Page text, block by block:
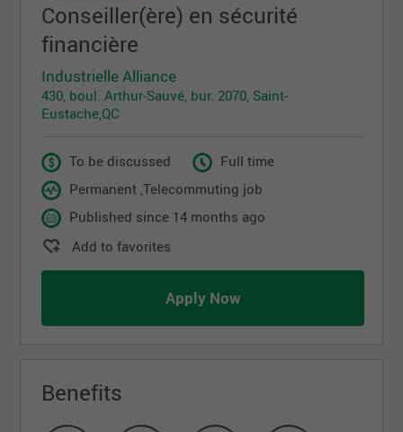
Conseiller(ère) en sécurité
financière
Industrielle Alliance
430, boul. Arthur-Sauvé, bur. 2070, Saint-
Eustache,QC
To be discussed
Full time
Permanent ,Telecommuting job
Published since 14 months ago
Add to favorites
Apply Now
Benefits